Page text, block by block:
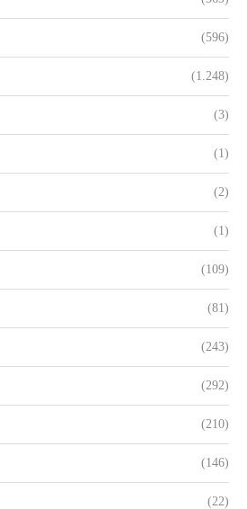
(596)
(1.248)
(3)
(1)
(2)
(1)
(109)
(81)
(243)
(292)
(210)
(146)
(22)